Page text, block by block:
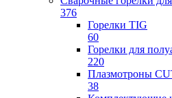
376
Горелки TIG
60
Горелки для
220
Плазмотроны
38